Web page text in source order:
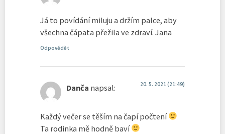
Já to povídání miluju a držím palce, aby
všechna čápata přežila ve zdraví. Jana
Odpovědět
Danča napsal: 20. 5. 2021 (21:49)
Každý večer se těším na čapí počtení
Ta rodinka mě hodně baví